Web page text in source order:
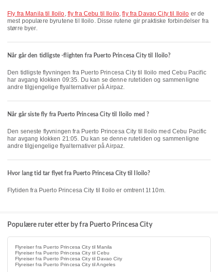
fly fra Manila til Iloilo, fly fra Cebu til Iloilo,fly fra Davao City til Iloilo er de
mest populære byrutene til Iloilo. Disse rutene gir praktiske forbindelser fra
større byer.
Når går den tidligste -flighten fra Puerto Princesa City til Iloilo?
Den tidligste flyvningen fra Puerto Princesa City til Iloilo med Cebu Pacific
har avgang klokken 09:35. Du kan se denne rutetiden og sammenligne
andre tilgjengelige flyalternativer på Airpaz.
Når går siste fly fra Puerto Princesa City til Iloilo med ?
Den seneste flyvningen fra Puerto Princesa City til Iloilo med Cebu Pacific
har avgang klokken 21:05. Du kan se denne rutetiden og sammenligne
andre tilgjengelige flyalternativer på Airpaz.
Hvor lang tid tar flyet fra Puerto Princesa City til Iloilo?
Flytiden fra Puerto Princesa City til Iloilo er omtrent 1t 10m.
Populære ruter etter by fra Puerto Princesa City
Flyreiser fra Puerto Princesa City til Manila
Flyreiser fra Puerto Princesa City til Cebu
Flyreiser fra Puerto Princesa City til Davao City
Flyreiser fra Puerto Princesa City til Angeles